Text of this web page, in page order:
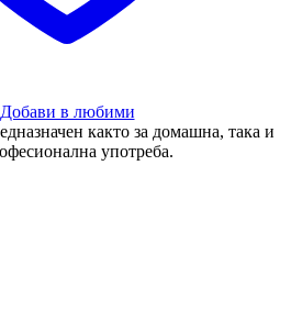
Добави в любими